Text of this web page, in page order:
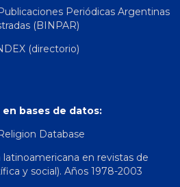
Periódicas Argentinas
(BINPAR)
(directorio)
en bases de datos:
Database
latinoamericana en revistas de
y social). Años 1978-2003